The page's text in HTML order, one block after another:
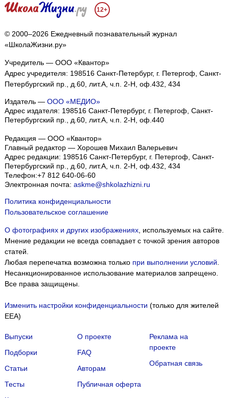
12+
© 2000–2026 Ежедневный познавательный журнал
«ШколаЖизни.ру»
Учредитель — ООО «Квантор»
Адрес учредителя: 198516 Санкт-Петербург, г. Петергоф, Санкт-
Петербургский пр., д.60, лит.А, ч.п. 2-Н, оф.432, 434
Издатель — ООО «МЕДИО»
Адрес издателя: 198516 Санкт-Петербург, г. Петергоф, Санкт-
Петербургский пр., д.60, лит.А, ч.п. 2-Н, оф.440
Редакция — ООО «Квантор»
Главный редактор — Хорошев Михаил Валерьевич
Адрес редакции: 198516 Санкт-Петербург, г. Петергоф Санкт-
Петербургский пр., д.60, лит.А, ч.п. 2-Н, оф.432, 434
Телефон:+7 812 640-06-60
Электронная почта: askme@shkolazhizni.ru
Политика конфиденциальности
Пользовательское соглашение
О фотографиях и других изображениях, используемых на сайте.
Мнение редакции не всегда совпадает с точкой зрения авторов
статей.
Любая перепечатка возможна только при выполнении условий
Несанкционированное использование материалов запрещено.
Все права защищены.
Изменить настройки конфиденциальности (только для жителей
EEA)
Выпуски
Подборки
Статьи
Тесты
О проекте
FAQ
Авторам
Публичная оферта
Реклама на
проекте
Обратная связь